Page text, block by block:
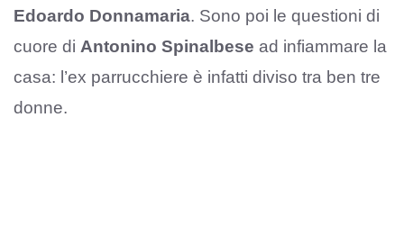
Edoardo Donnamaria. Sono poi le questioni di
cuore di Antonino Spinalbese ad infiammare la
casa: l’ex parrucchiere è infatti diviso tra ben tre
donne.